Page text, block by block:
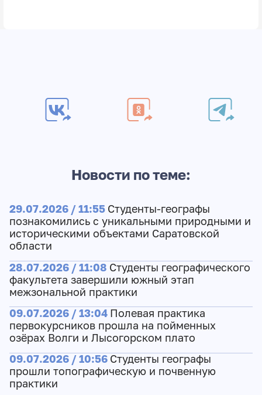
Новости по теме:
29.07.2026 / 11:55 Студенты-географы
познакомились с уникальными природными и
историческими объектами Саратовской
области
28.07.2026 / 11:08 Студенты географического
факультета завершили южный этап
межзональной практики
09.07.2026 / 13:04 Полевая практика
первокурсников прошла на пойменных
озёрах Волги и Лысогорском плато
09.07.2026 / 10:56 Студенты географы
прошли топографическую и почвенную
практики